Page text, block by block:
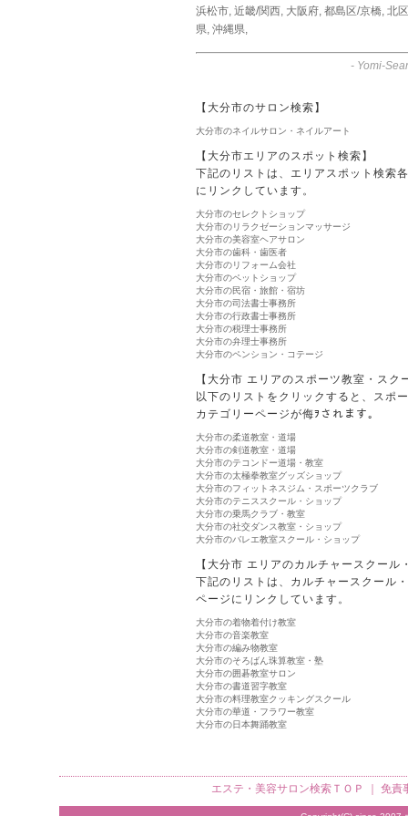
浜松市, 近畿/関西, 大阪府, 都島区/京橋, 北
県, 沖縄県,
- Yomi-
【大分市のサロン検索】
大分市のネイルサロン・ネイルアート
【大分市エリアのスポット検索】
下記のリストは、エリアスポット検索
にリンクしています。
大分市のセレクトショップ
大分市のリラクゼーションマッサージ
大分市の美容室ヘアサロン
大分市の歯科・歯医者
大分市のリフォーム会社
大分市のペットショップ
大分市の民宿・旅館・宿坊
大分市の司法書士事務所
大分市の行政書士事務所
大分市の税理士事務所
大分市の弁理士事務所
大分市のペンション・コテージ
【大分市 エリアのスポーツ教室・スク
以下のリストをクリックすると、スポ
カテゴリーページが侮ｦされます。
大分市の柔道教室・道場
大分市の剣道教室・道場
大分市のテコンドー道場・教室
大分市の太極拳教室グッズショップ
大分市のフィットネスジム・スポーツクラブ
大分市のテニススクール・ショップ
大分市の乗馬クラブ・教室
大分市の社交ダンス教室・ショップ
大分市のバレエ教室スクール・ショップ
【大分市 エリアのカルチャースクール
下記のリストは、カルチャースクール
ページにリンクしています。
大分市の着物着付け教室
大分市の音楽教室
大分市の編み物教室
大分市のそろばん珠算教室・塾
大分市の囲碁教室サロン
大分市の書道習字教室
大分市の料理教室クッキングスクール
大分市の華道・フラワー教室
大分市の日本舞踊教室
エステ・美容サロン検索 ＴＯＰ ｜ 免責